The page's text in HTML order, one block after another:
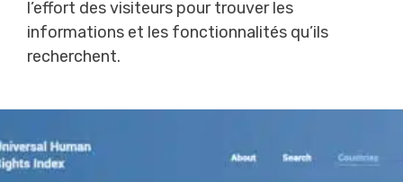
l’effort des visiteurs pour trouver les
informations et les fonctionnalités qu’ils
recherchent.